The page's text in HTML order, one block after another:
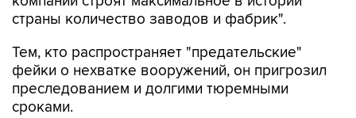
страны количество заводов и фабрик".
Тем, кто распространяет "предательские"
фейки о нехватке вооружений, он пригрозил
преследованием и долгими тюремными
сроками.